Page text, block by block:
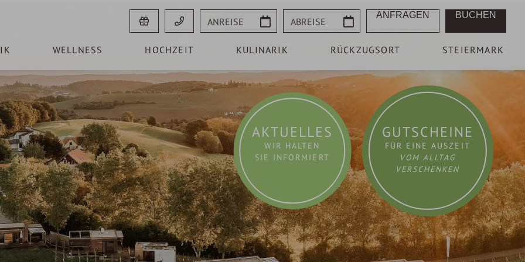
Anreise Abreise ANFRAGEN BUCHEN
WELLNESS HOCHZEIT KULINARIK RÜCKZUGSORT STEIERMARK
GUTSCHEINE
FÜR EINE AUSZEIT
VOM ALLTAG
VERSCHENKEN
AKTUELLES
WIR HALTEN
SIE INFORMIERT